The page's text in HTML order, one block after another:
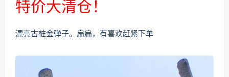
特价大清仓！
漂亮古桩金弹子。扁扁，有喜欢赶紧下单